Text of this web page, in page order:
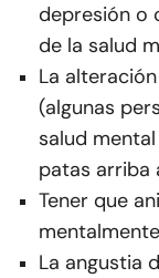
depresión o
de la salud
La
(algunas
salud
patas arriba
Tener que
La angustia